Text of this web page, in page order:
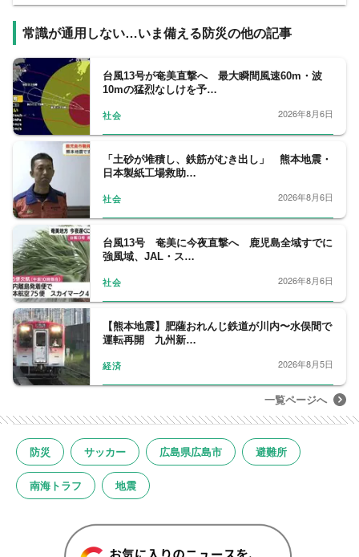
常識が通用しない…いま備える防災の他の記事
台風13号が奄美直撃へ 最大瞬間風速60m・波
10mの猛烈なしけを予…
社会 2026年8月6日
「土砂が堆積し、鉄筋がむき出し」 熊本地震・
日本製紙工場救助…
社会 2026年8月6日
台風13号 奄美に今夜直撃へ 鹿児島全域すでに
強風域、JAL・ス…
社会 2026年8月6日
【熊本地震】肥薩おれんじ鉄道が川内〜水俣間で
運転再開 九州新…
経済 2026年8月5日
一覧ページへ
防災 サッカー 広島県広島市 避難所
南海トラフ 地震